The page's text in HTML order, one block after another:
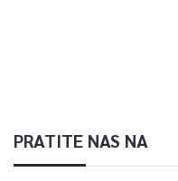
PRATITE NAS NA